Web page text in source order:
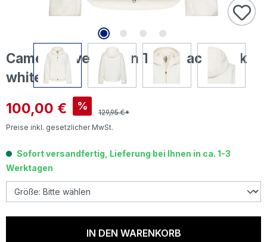
Camel active Damen Teddyjacke milk
white
Verkaufspreis:
100,00 € %
129,95 €*
Preise inkl. gesetzlicher MwSt.
Sofort versandfertig, Lieferung bei Ihnen in ca. 1-3
Werktagen
IN DEN WARENKORB